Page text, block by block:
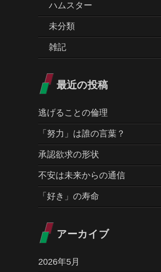
ハムスター
未分類
雑記
最近の投稿
逃げることの倫理
「努力」は誰の言葉？
承認欲求の形状
不安は未来からの通信
「好き」の寿命
アーカイブ
2026年5月